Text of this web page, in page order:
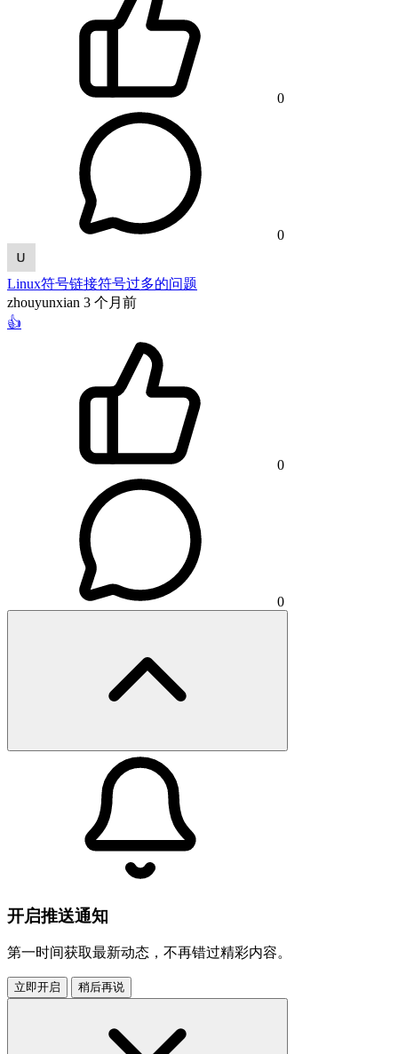
0
0
Linux符号链接符号过多的问题
zhouyunxian 3 个月前
👍
0
0
开启推送通知
第一时间获取最新动态，不再错过精彩内容。
立即开启 稍后再说